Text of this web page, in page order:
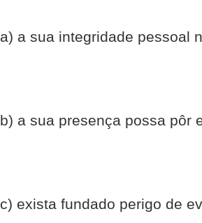
a) a sua integridade pessoal
b) a sua presença possa pôr
c) exista fundado perigo de